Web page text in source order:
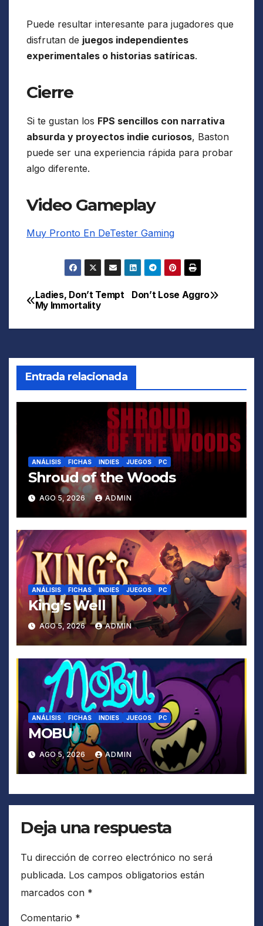
Puede resultar interesante para jugadores que
disfrutan de juegos independientes
experimentales o historias satíricas.
Cierre
Si te gustan los FPS sencillos con narrativa
absurda y proyectos indie curiosos, Baston
puede ser una experiencia rápida para probar
algo diferente.
Video Gameplay
Muy Pronto En DeTester Gaming
Navegación
de
Don’t Lose Aggro
Ladies, Don’t Tempt
My Immortality
Entrada relacionada
ANÁLISIS FICHAS INDIES JUEGOS PC
Shroud of the Woods
AGO 5, 2026 ADMIN
ANÁLISIS FICHAS INDIES JUEGOS PC
King’s Well
AGO 5, 2026 ADMIN
ANÁLISIS FICHAS INDIES JUEGOS PC
MOBU
AGO 5, 2026 ADMIN
Deja una respuesta
Tu dirección de correo electrónico no será
publicada. Los campos obligatorios están
marcados con *
Comentario *